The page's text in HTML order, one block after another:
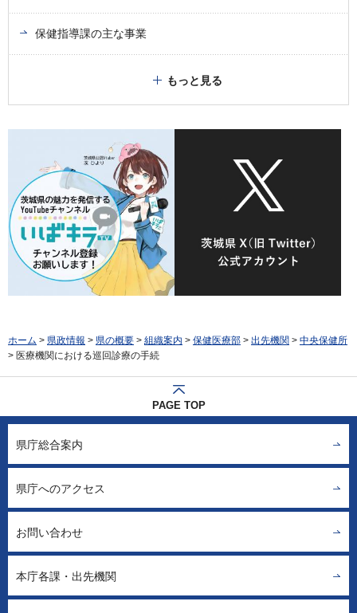
保健指導課の主な事業
もっと見る
ホーム > 県政情報 > 県の概要 > 組織案内 > 保健医療部 > 出先機関 > 中央保健所
> 医療機関における巡回診療の手続
PAGE TOP
県庁総合案内
県庁へのアクセス
お問い合わせ
本庁各課・出先機関